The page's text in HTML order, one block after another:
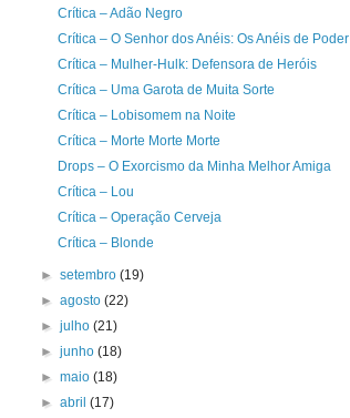
Crítica – Adão Negro
Crítica – O Senhor dos Anéis: Os Anéis de Poder
Crítica – Mulher-Hulk: Defensora de Heróis
Crítica – Uma Garota de Muita Sorte
Crítica – Lobisomem na Noite
Crítica – Morte Morte Morte
Drops – O Exorcismo da Minha Melhor Amiga
Crítica – Lou
Crítica – Operação Cerveja
Crítica – Blonde
►setembro(19)
►agosto(22)
►julho(21)
►junho(18)
►maio(18)
►abril(17)